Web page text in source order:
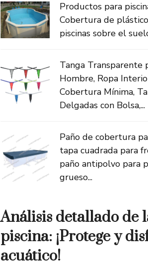
Productos para
Cobertura de
piscinas sobre el
Tanga Transparente
Hombre, Ropa
Cobertura Mínima,
Delgadas con Bolsa,...
Paño de cobertura
tapa cuadrada para
paño antipolvo para
grueso...
Análisis detallado de
piscina: ¡Protege y
acuático!